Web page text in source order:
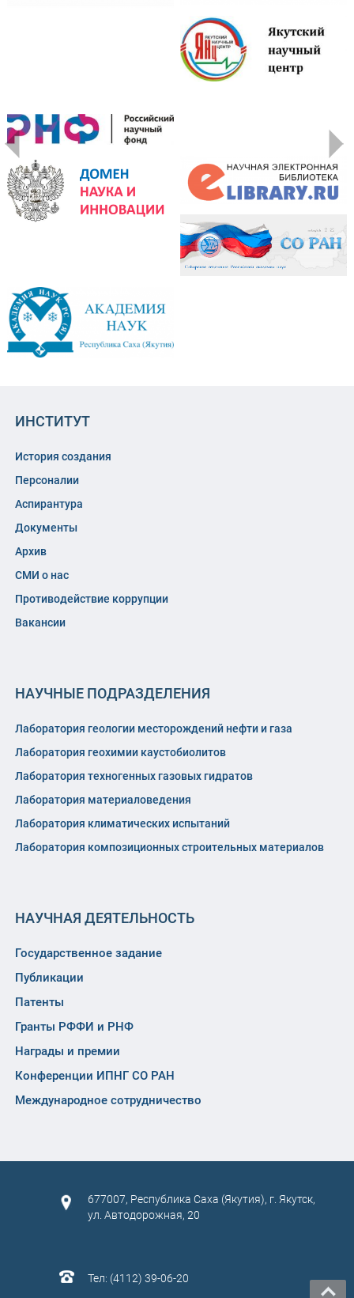
ИНСТИТУТ
История создания
Персоналии
Аспирантура
Документы
Архив
СМИ о нас
Противодействие коррупции
Вакансии
НАУЧНЫЕ ПОДРАЗДЕЛЕНИЯ
Лаборатория геологии месторождений нефти и газа
Лаборатория геохимии каустобиолитов
Лаборатория техногенных газовых гидратов
Лаборатория материаловедения
Лаборатория климатических испытаний
Лаборатория композиционных строительных материалов
НАУЧНАЯ ДЕЯТЕЛЬНОСТЬ
Государственное задание
Публикации
Патенты
Гранты РФФИ и РНФ
Награды и премии
Конференции ИПНГ СО РАН
Международное сотрудничество
677007, Республика Саха (Якутия), г. Якутск,
ул. Автодорожная, 20
Тел: (4112) 39-06-20